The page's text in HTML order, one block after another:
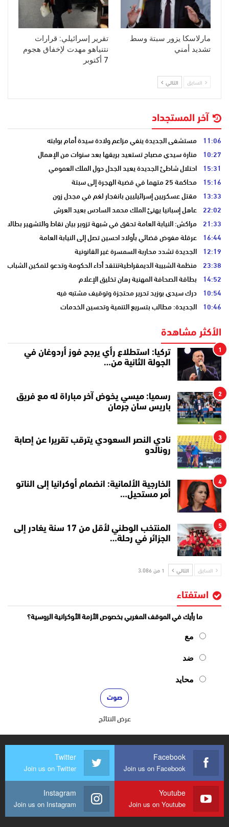
مارلاسكا يزور سبتة وسط
تشديد أمني
تقرير إسرائيلي: قرارات
نتنياهو مهدت لإخفاق هجوم
7 أكتوبر
السابق التالي
آخر المستجداد
11:06 مستشفى الجديدة ينفي مزاعم ولادة سيدة أمام بوابته
10:27 منارة سيدي مصباح تستعيد بريقها بعد سنوات من الإهمال
15:31 احتلال شاطئ الجديدة يعيد الجدل حول الملك العمومي
15:16 محاكمة 25 متهما في قضية الهجرة إلى سبتة
13:33 مقتل عسكريين إسرائيليين بانفجار لغم في مجدل زون
22:02 عاهل إسبانيا يهنئ الملك محمد السادس بعيد العرش
21:33 مراكش: النيابة العامة تحقق في شبهة تزوير بيان نقاط والتشهير بطالب
16:44 عرقلة مفوض قضائي بأولاد احسين تصل إلى النيابة العامة
12:19 الجديدة تشدد محاربة السمسرة غير القانونية
23:38 منظمة الشبيبة الديمقراطيةتنتقد أداء الحكومة وتدعو لتمكين الشباب
14:52 بطاقة الصحافة المهنية رهان تخليق الإعلام
10:54 درك سيدي بوزيد تحرير محتجزة وتوقيف مشتبه فيه
10:46 الجديدة: مطالب بتسريع التنمية وتحسين الخدمات
الأكثر مشاهدة
1
تركيا: استطلاع رأي يرجح فوز أردوغان في
الجولة الثانية من…
2
رسميا: ميسي يخوض آخر مباراة له مع فريق
باريس سان جرمان
3
نادي النصر السعودي يترقب تقريرا عن إصابة
رونالدو
4
الخارجية الألمانية: انضمام أوكرانيا إلى الناتو
أمر مستحيل…
5
المنتخب الوطني لأقل من 17 سنة يغادر إلى
الجزائر في رحلة…
السابق التالي 1 من 3٬086
استفتاء
ما رأيك في الموقف المغربي بخصوص الأزمة الأوكرانية الروسية؟
مع
ضد
محايد
عرض النتائج
Facebook
Join us on Facebook
Twitter
Join us on Twitter
Youtube
Join us on Youtube
Instagram
Join us on Instagram